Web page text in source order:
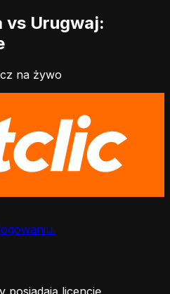
vs Urugwaj:
na żywo
posiadają licencję